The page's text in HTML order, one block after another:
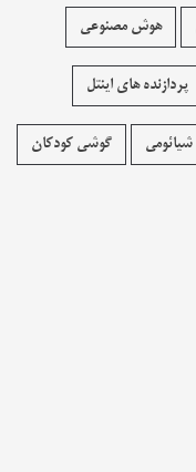
هوش مصنوعی
پردازنده های اینتل
گوشی کودکان